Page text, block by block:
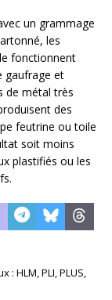
un grammage
les
fonctionnent
gaufrage et
de métal très
des
feutrine ou toile
soit moins
plastifiés ou les
HLM, PLI, PLUS,